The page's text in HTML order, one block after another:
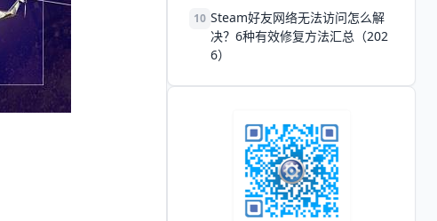
10 Steam好友网络无法访问怎么解
决？6种有效修复方法汇总（202
6）